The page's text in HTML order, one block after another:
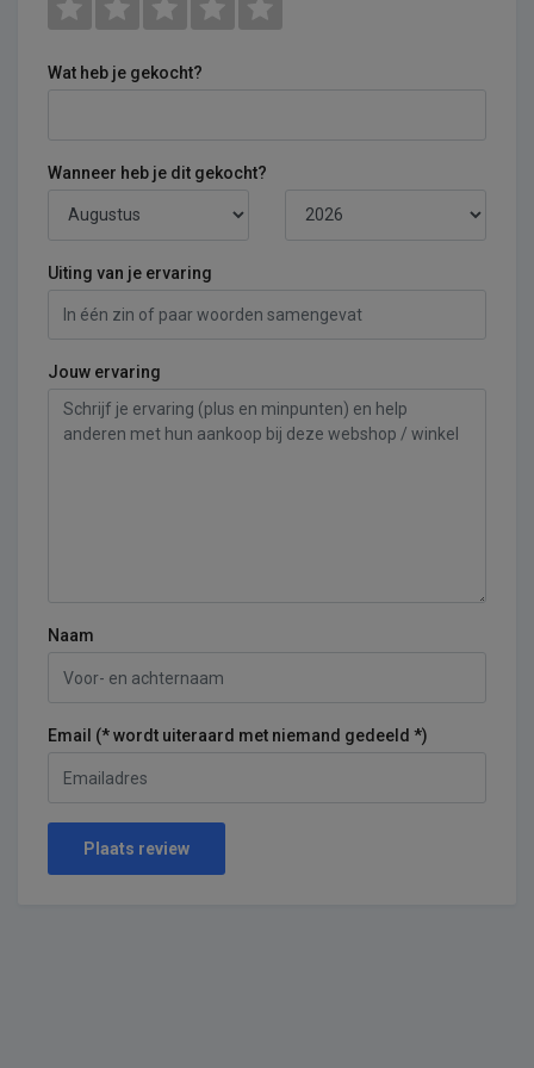
Wat heb je gekocht?
Wanneer heb je dit gekocht?
Uiting van je ervaring
Jouw ervaring
Naam
Email (* wordt uiteraard met niemand gedeeld *)
Plaats review